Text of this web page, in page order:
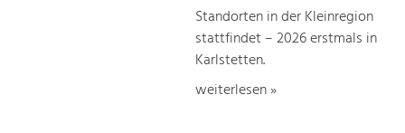
Mobilität & Energie
Klimawandel, öffentlicher Verkehr und
Standorten in der Kleinregion
stattfindet – 2026 erstmals in
Karlstetten.
weiterlesen »